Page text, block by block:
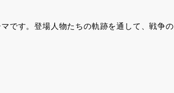
です。登場人物たちの軌跡を通して、戦争の